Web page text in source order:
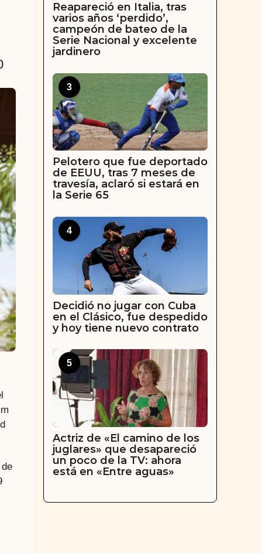
Reapareció en Italia, tras
varios años ‘perdido’,
campeón de bateo de la
Serie Nacional y excelente
jardinero
3
Pelotero que fue deportado
de EEUU, tras 7 meses de
travesía, aclaró si estará en
la Serie 65
4
Decidió no jugar con Cuba
en el Clásico, fue despedido
y hoy tiene nuevo contrato
5
Actriz de «El camino de los
juglares» que desapareció
un poco de la TV: ahora
está en «Entre aguas»